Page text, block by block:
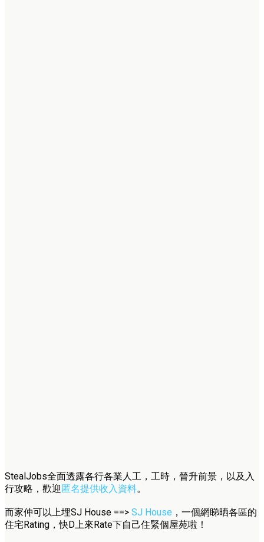
StealJobs全面透露各行各業人工，工時，晉升前景，以及入
行攻略，歡迎 匿名提供收入資料。
而家仲可以上埋SJ House ==> SJ House ，一個網睇晒各區的
住宅Rating，快D上來Rate下自己住緊個屋苑啦！